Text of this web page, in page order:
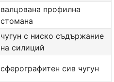
валцована профилна
стомана
чугун с ниско съдържание
на силиций
сферографитен сив чугун